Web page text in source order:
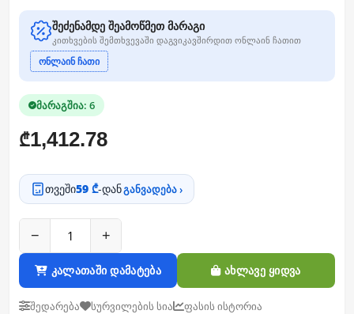
შეძენამდე შეამოწმეთ მარაგი
კითხვების შემთხვევაში დაგვიკავშირდით ონლაინ ჩათით
ონლაინ ჩათი
მარაგშია: 6
₾1,412.78
თვეში59 ₾-დანგანვადება ›
− +
კალათაში დამატება ახლავე ყიდვა
შედარება სურვილების სია
ფასის ისტორია